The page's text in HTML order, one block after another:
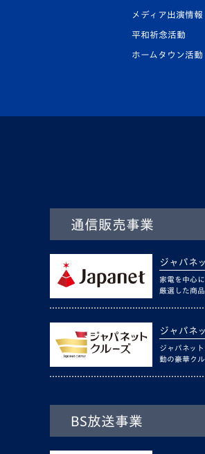
メディア出演情報
平和祈念活動
ホームタウン活動
通信販売事業
ジャパネ
家電を中心
厳選した商
ジャパネ
ジャパネッ
動の豪華クル
BS放送事業